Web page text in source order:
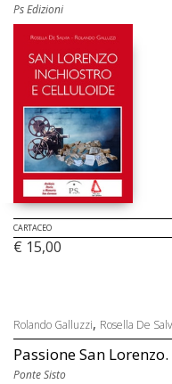
Ps Edizioni
CARTACEO
€ 15,00
Rolando Galluzzi, Rosella De
Passione San
Ponte Sisto